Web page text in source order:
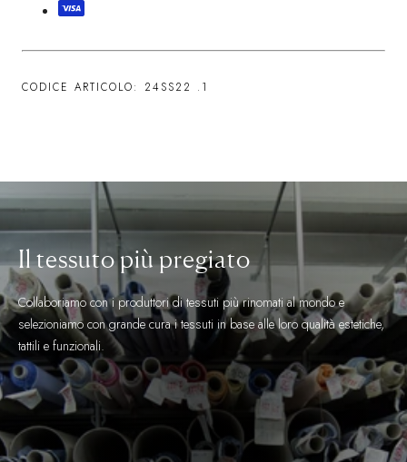
CODICE ARTICOLO: 24SS22 .1
Il tessuto più pregiato
Collaboriamo con i produttori di tessuti più rinomati al mondo e
selezioniamo con grande cura i tessuti in base alle loro qualità estetiche,
tattili e funzionali.